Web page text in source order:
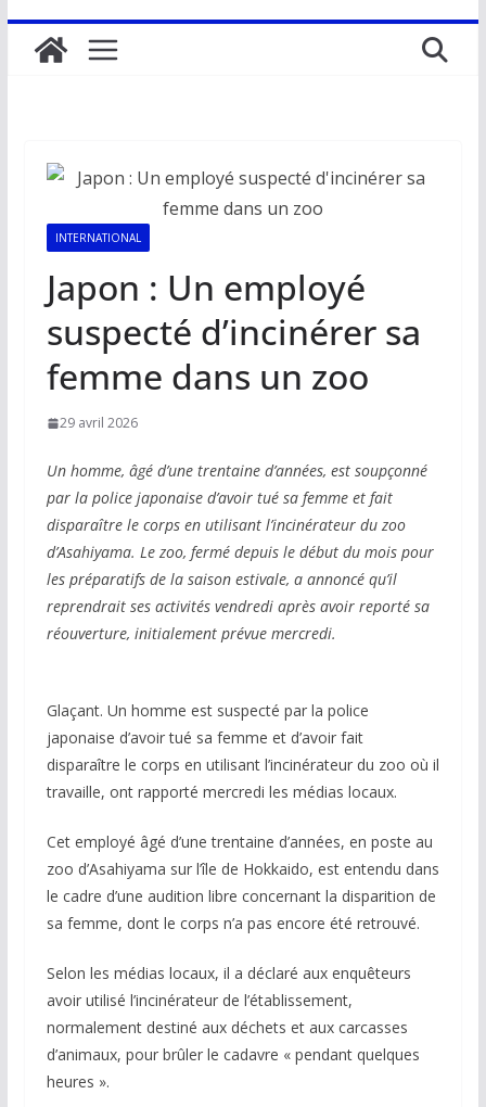
INTERNATIONAL
Japon : Un employé
suspecté d’incinérer sa
femme dans un zoo
29 avril 2026
Un homme, âgé d’une trentaine d’années, est soupçonné
par la police japonaise d’avoir tué sa femme et fait
disparaître le corps en utilisant l’incinérateur du zoo
d’Asahiyama. Le zoo, fermé depuis le début du mois pour
les préparatifs de la saison estivale, a annoncé qu’il
reprendrait ses activités vendredi après avoir reporté sa
réouverture, initialement prévue mercredi.
Glaçant. Un homme est suspecté par la police
japonaise d’avoir tué sa femme et d’avoir fait
disparaître le corps en utilisant l’incinérateur du zoo où il
travaille, ont rapporté mercredi les médias locaux.
Cet employé âgé d’une trentaine d’années, en poste au
zoo d’Asahiyama sur l’île de Hokkaido, est entendu dans
le cadre d’une audition libre concernant la disparition de
sa femme, dont le corps n’a pas encore été retrouvé.
Selon les médias locaux, il a déclaré aux enquêteurs
avoir utilisé l’incinérateur de l’établissement,
normalement destiné aux déchets et aux carcasses
d’animaux, pour brûler le cadavre « pendant quelques
heures ».